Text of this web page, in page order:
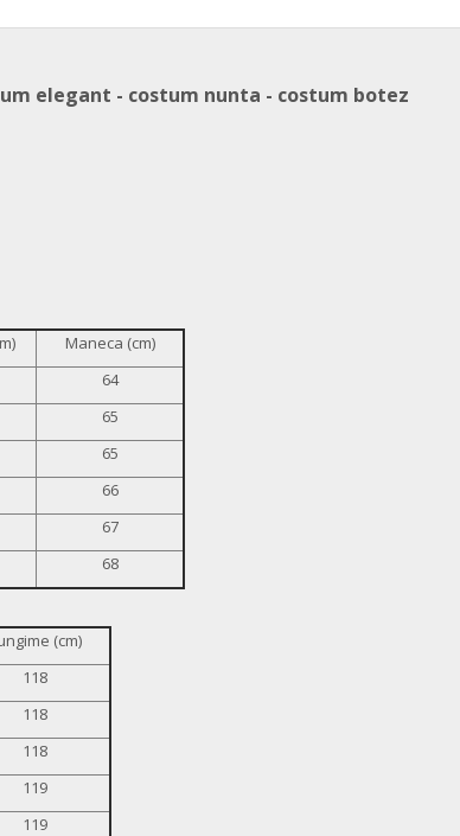
elegant - costum nunta - costum botez
Maneca (cm)
64
65
65
66
67
68
(cm)
118
118
118
119
119